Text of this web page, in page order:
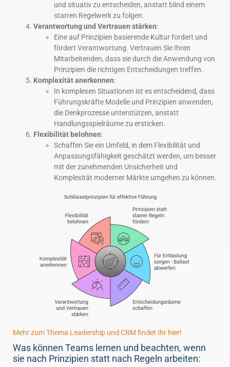
und situativ zu entscheiden, anstatt blind einem
starren Regelwerk zu folgen.
Verantwortung und Vertrauen stärken:
Eine auf Prinzipien basierende Kultur fordert und
fördert Verantwortung. Vertrauen Sie Ihren
Mitarbeitenden, dass sie durch die Anwendung von
Prinzipien die richtigen Entscheidungen treffen.
Komplexität anerkennen:
In komplexen Situationen ist es entscheidend, dass
Führungskräfte Modelle und Prinzipien anwenden,
die Denkprozesse unterstützen, anstatt
Handlungsspielräume zu ersticken.
Flexibilität belohnen:
Schaffen Sie ein Umfeld, in dem Flexibilität und
Anpassungsfähigkeit geschätzt werden, um besser
mit der zunehmenden Unsicherheit und
Komplexität moderner Märkte umgehen zu können.
Mehr zum Thema Leadership und CRM findet Ihr hier!
Was können Teams lernen und beachten, wenn
sie nach Prinzipien statt nach Regeln arbeiten: